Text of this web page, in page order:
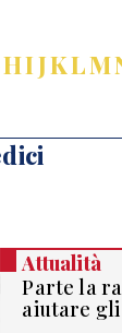
HIJKLM
Attualità
Parte la
aiutare